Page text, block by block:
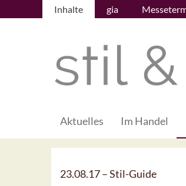
Inhalte gia
Aktuelles Im Handel
23.08.17 –Stil-Guide